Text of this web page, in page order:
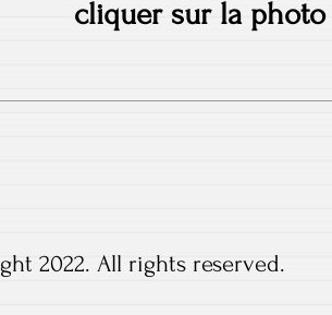
cliquer sur la
2022. All rights reserved.